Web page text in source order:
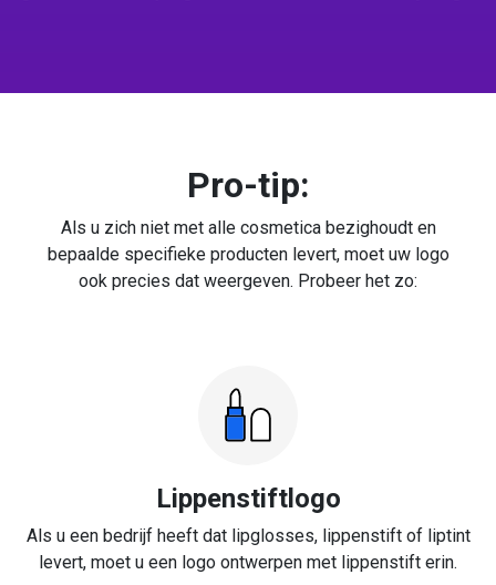
Pro-tip:
Als u zich niet met alle cosmetica bezighoudt en
bepaalde specifieke producten levert, moet uw logo
ook precies dat weergeven. Probeer het zo:
Lippenstiftlogo
Als u een bedrijf heeft dat lipglosses, lippenstift of liptint
levert, moet u een logo ontwerpen met lippenstift erin.